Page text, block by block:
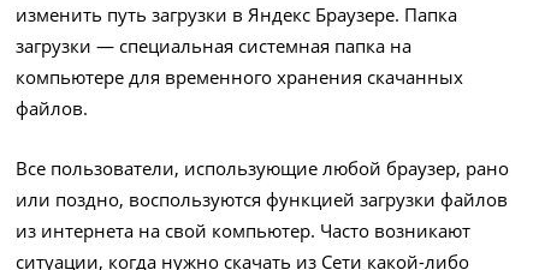
изменить путь загрузки в Яндекс Браузере. Папка
загрузки — специальная системная папка на
компьютере для временного хранения скачанных
файлов.
Все пользователи, использующие любой браузер, рано
или поздно, воспользуются функцией загрузки файлов
из интернета на свой компьютер. Часто возникают
ситуации, когда нужно скачать из Сети какой-либо